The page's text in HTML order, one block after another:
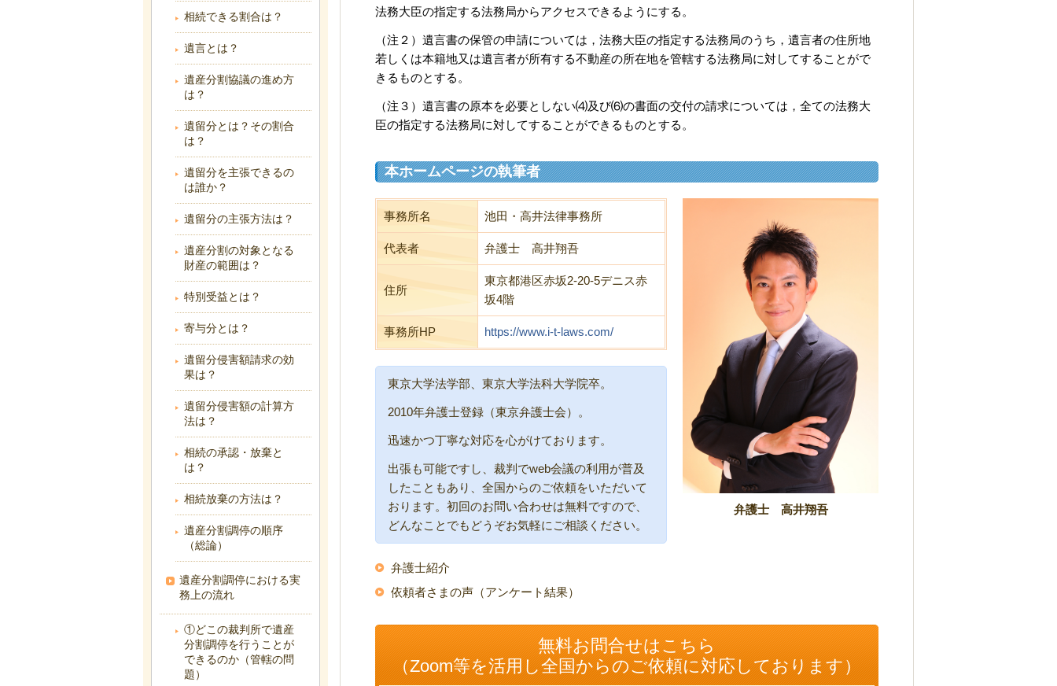
法務大臣の指定する法務局からアクセスできるようにする。
（注２）遺言書の保管の申請については，法務大臣の指定する法務局のうち，遺言者の住所地
若しくは本籍地又は遺言者が所有する不動産の所在地を管轄する法務局に対してすることがで
きるものとする。
（注３）遺言書の原本を必要としない⑷及び⑹の書面の交付の請求については，全ての法務大
臣の指定する法務局に対してすることができるものとする。
本ホームページの執筆者
弁護士 高井翔吾
事務所名 池田・高井法律事務所
代表者 弁護士 高井翔吾
住所
東京都港区赤坂2-20-5デニス赤
坂4階
事務所HP https://www.i-t-laws.com/
東京大学法学部、東京大学法科大学院卒。
2010年弁護士登録（東京弁護士会）。
迅速かつ丁寧な対応を心がけております。
出張も可能ですし、裁判でweb会議の利用が普及
したこともあり、全国からのご依頼をいただいて
おります。初回のお問い合わせは無料ですので、
どんなことでもどうぞお気軽にご相談ください。
弁護士紹介
依頼者さまの声（アンケート結果）
無料お問合せはこちら
（Zoom等を活用し全国からのご依頼に対応しております）
相続できる割合は？
遺言とは？
遺産分割協議の進め方
は？
遺留分とは？その割合
は？
遺留分を主張できるの
は誰か？
遺留分の主張方法は？
遺産分割の対象となる
財産の範囲は？
特別受益とは？
寄与分とは？
遺留分侵害額請求の効
果は？
遺留分侵害額の計算方
法は？
相続の承認・放棄と
は？
相続放棄の方法は？
遺産分割調停の順序
（総論）
遺産分割調停における実
務上の流れ
①どこの裁判所で遺産
分割調停を行うことが
できるのか（管轄の問
題）